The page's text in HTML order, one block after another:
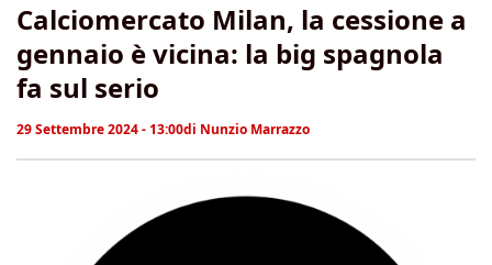
Calciomercato Milan, la cessione a
gennaio è vicina: la big spagnola
fa sul serio
29 Settembre 2024 - 13:00di Nunzio Marrazzo